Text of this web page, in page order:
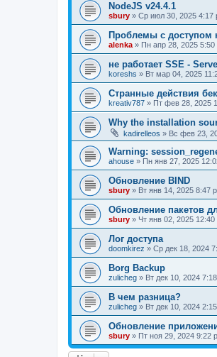
NodeJS v24.4.1
sbury » Ср июл 30, 2025 4:17
Проблемы с доступом
alenka » Пн апр 28, 2025
не работает SSE -
koreshs » Вт мар 04, 2025
Странные действия
kreativ787 » Пт фев 28, 2025
Why the installation
kadirelleos » Вс фев 23,
Warning:
ahouse » Пн янв 27, 2025
Обновление BIND
sbury » Вт янв 14, 2025 8:47
Oбновление пакетов
sbury » Чт янв 02, 2025
Лог доступа
doomkirez » Ср дек 18, 2024
Borg Backup
zulicheg » Вт дек 10, 2024
В чем разница?
zulicheg » Вт дек 10, 2024
Обновление
sbury » Пт ноя 29, 2024 9:22